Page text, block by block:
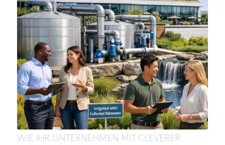
WIE IHR UNTERNEHMEN MIT CLEVERER